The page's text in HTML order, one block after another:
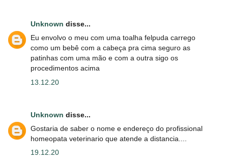
Unknown disse...
Eu envolvo o meu com uma toalha felpuda carrego
como um bebê com a cabeça pra cima seguro as
patinhas com uma mão e com a outra sigo os
procedimentos acima
13.12.20
Unknown disse...
Gostaria de saber o nome e endereço do profissional
homeopata veterinario que atende a distancia....
19.12.20